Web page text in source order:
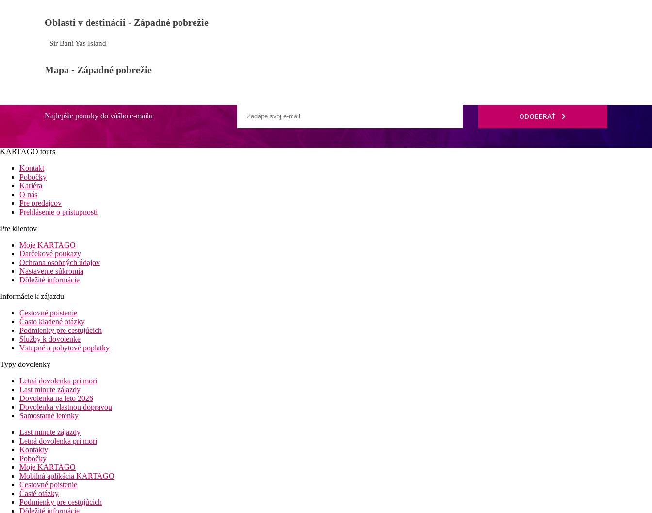
Oblasti v destinácii - Západné pobrežie
Sir Bani Yas Island
Mapa - Západné pobrežie
Najlepšie ponuky do vášho e-mailu ODOBERAŤ
KARTAGO tours
Kontakt
Pobočky
Kariéra
O nás
Pre predajcov
Prehlásenie o prístupnosti
Pre klientov
Moje KARTAGO
Darčekové poukazy
Ochrana osobných údajov
Nastavenie súkromia
Dôležité informácie
Informácie k zájazdu
Cestovné poistenie
Často kladené otázky
Podmienky pre cestujúcich
Služby k dovolenke
Vstupné a pobytové poplatky
Typy dovolenky
Letná dovolenka pri mori
Last minute zájazdy
Dovolenka na leto 2026
Dovolenka vlastnou dopravou
Samostatné letenky
Last minute zájazdy
Letná dovolenka pri mori
Kontakty
Pobočky
Moje KARTAGO
Mobilná aplikácia KARTAGO
Cestovné poistenie
Časté otázky
Podmienky pre cestujúcich
Dôležité informácie